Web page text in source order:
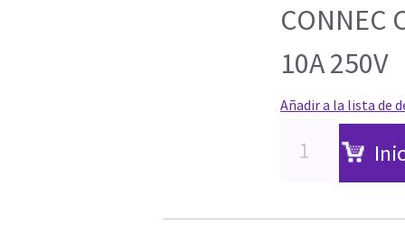
CONNEC
10A 250V
Añadir a la lista de